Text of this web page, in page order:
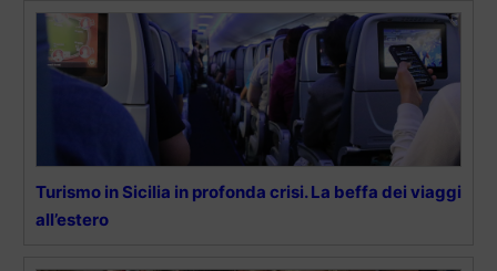
Turismo in Sicilia in profonda crisi. La beffa dei viaggi
all’estero